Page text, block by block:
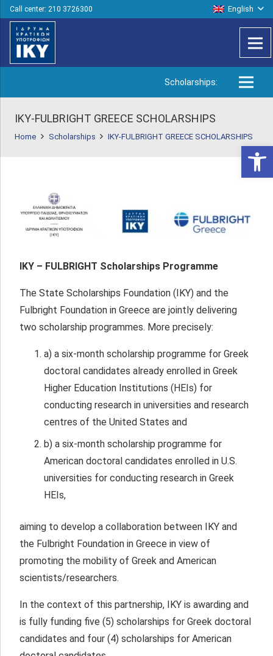
Call center: 210 3726300 English
Scholarships:
ΙΚΥ-FULBRIGHT GREECE SCHOLARSHIPS
Home Scholarships ΙΚΥ-FULBRIGHT GREECE SCHOLARSHIPS
ΙΚΥ – FULBRIGHT Scholarships Programme
The State Scholarships Foundation (IKY) and the
Fulbright Foundation in Greece are jointly delivering
two scholarship programmes. More precisely:
a) a six-month scholarship programme for Greek
doctoral candidates already enrolled in Greek
Higher Education Institutions (HEIs) for
conducting research in universities and research
centres of the United States and
b) a six-month scholarship programme for
American doctoral candidates enrolled in U.S.
universities for conducting research in Greek
HEIs,
aiming to develop a collaboration between IKY and
the Fulbright Foundation in Greece in view of
promoting the mobility of Greek and American
scientists/researchers.
In the context of this partnership, IKY is awarding and
is fully funding five (5) scholarships for Greek doctoral
candidates and four (4) scholarships for American